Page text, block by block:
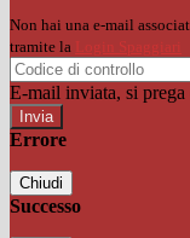
Non hai una e-mail
tramite la Login Spaggiari
E-mail inviata, si
Errore
Chiudi
Successo